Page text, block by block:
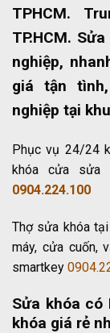
TPHCM.
TP.HCM.
nghiệp,
giá tận
nghiệp tại
Phục vụ 24/24
khóa cửa sửa
0904.224.100
Thợ sửa khóa
máy, cửa cuốn,
smartkey
Sửa khóa có
khóa giá rẻ